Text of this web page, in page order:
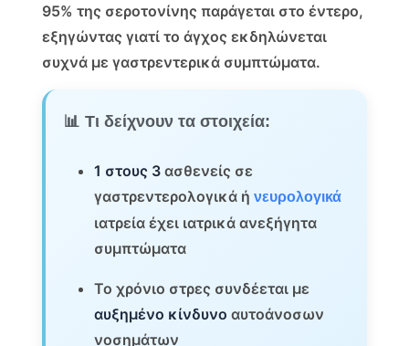
95% της σεροτονίνης παράγεται στο έντερο,
εξηγώντας γιατί το άγχος εκδηλώνεται
συχνά με γαστρεντερικά συμπτώματα.
📊 Τι δείχνουν τα στοιχεία:
1 στους 3 ασθενείς σε
γαστρεντερολογικά ήνευρολογικά
ιατρεία έχει ιατρικά ανεξήγητα
συμπτώματα
Το χρόνιο στρες συνδέεται με
αυξημένο κίνδυνο αυτοάνοσων
νοσημάτων